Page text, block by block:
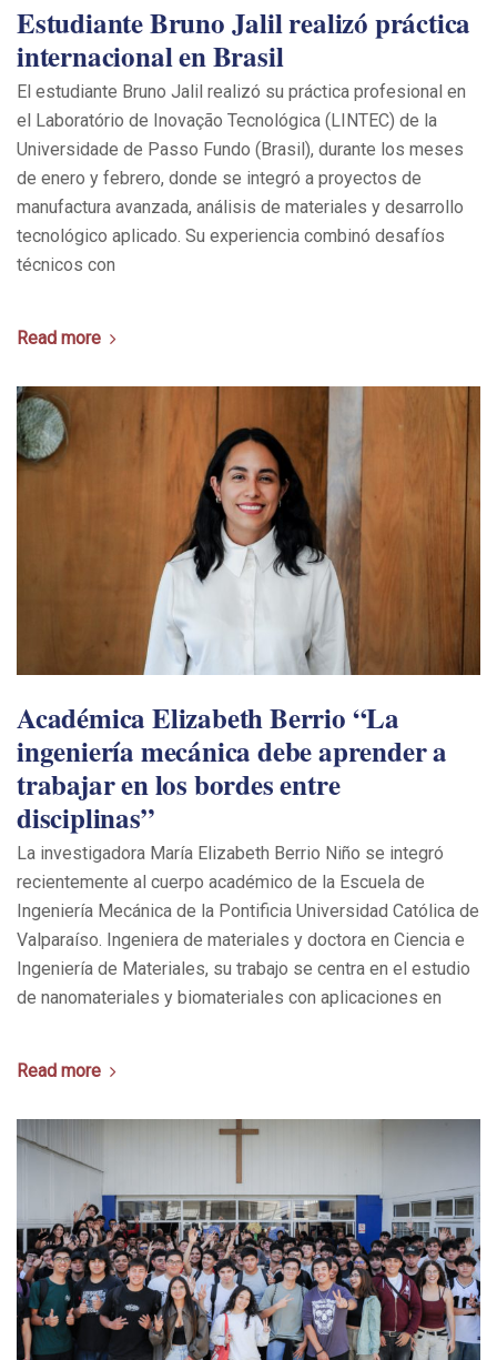
Estudiante Bruno Jalil realizó práctica
internacional en Brasil
El estudiante Bruno Jalil realizó su práctica profesional en
el Laboratório de Inovação Tecnológica (LINTEC) de la
Universidade de Passo Fundo (Brasil), durante los meses
de enero y febrero, donde se integró a proyectos de
manufactura avanzada, análisis de materiales y desarrollo
tecnológico aplicado. Su experiencia combinó desafíos
técnicos con
Read more
Académica Elizabeth Berrio “La
ingeniería mecánica debe aprender a
trabajar en los bordes entre
disciplinas”
La investigadora María Elizabeth Berrio Niño se integró
recientemente al cuerpo académico de la Escuela de
Ingeniería Mecánica de la Pontificia Universidad Católica de
Valparaíso. Ingeniera de materiales y doctora en Ciencia e
Ingeniería de Materiales, su trabajo se centra en el estudio
de nanomateriales y biomateriales con aplicaciones en
Read more